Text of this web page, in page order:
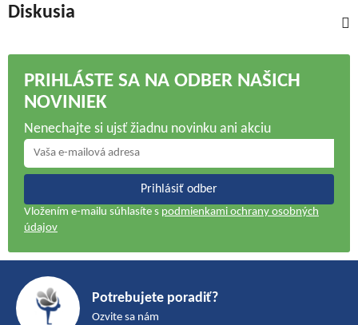
Diskusia
PRIHLÁSTE SA NA ODBER NAŠICH
NOVINIEK
Nenechajte si ujsť žiadnu novinku ani akciu
Prihlásiť odber
Vložením e-mailu súhlasíte s podmienkami ochrany osobných
údajov
Potrebujete poradiť?
Ozvite sa nám